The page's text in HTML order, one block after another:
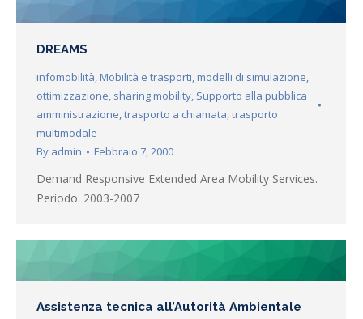
DREAMS
infomobilità, Mobilità e trasporti, modelli di simulazione,
ottimizzazione, sharing mobility, Supporto alla pubblica
amministrazione,trasporto a chiamata,trasporto
multimodale
By admin Febbraio 7, 2000
Demand Responsive Extended Area Mobility Services.
Periodo: 2003-2007
Assistenza tecnica all’Autorità Ambientale